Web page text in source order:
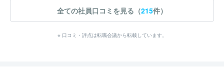
全ての社員口コミを見る（215件）
※ 口コミ・評点は転職会議から転載しています。